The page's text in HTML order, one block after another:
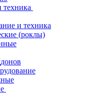
техника
и техника
(роклы)